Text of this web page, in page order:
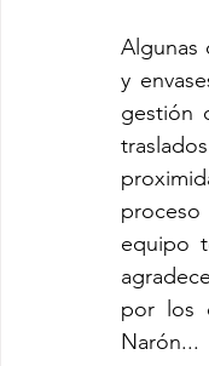
Algunas
y
gestión
equipo
por los
Narón...